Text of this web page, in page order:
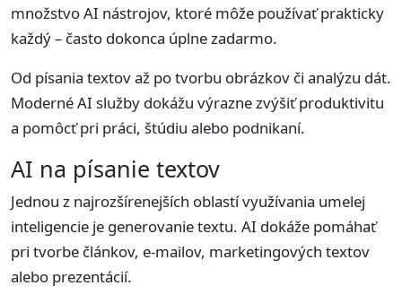
množstvo AI nástrojov, ktoré môže používať prakticky
každý – často dokonca úplne zadarmo.
Od písania textov až po tvorbu obrázkov či analýzu dát.
Moderné AI služby dokážu výrazne zvýšiť produktivitu
a pomôcť pri práci, štúdiu alebo podnikaní.
AI na písanie textov
Jednou z najrozšírenejších oblastí využívania umelej
inteligencie je generovanie textu. AI dokáže pomáhať
pri tvorbe článkov, e-mailov, marketingových textov
alebo prezentácií.